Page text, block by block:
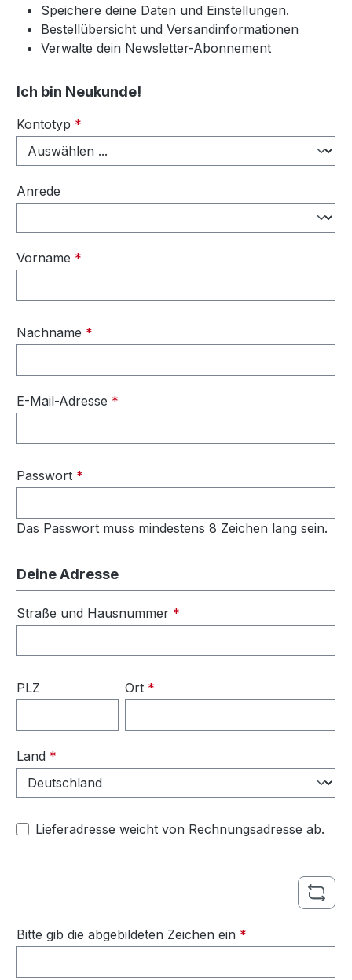
Speichere deine Daten und Einstellungen.
Bestellübersicht und Versandinformationen
Verwalte dein Newsletter-Abonnement
Ich bin Neukunde!
Persönliche Informationen
Kontotyp *
Anrede
Vorname *
Nachname *
E-Mail-Adresse *
Passwort *
Das Passwort muss mindestens 8 Zeichen lang sein.
Deine Adresse
Straße und Hausnummer *
PLZ Ort *
Land *
Lieferadresse weicht von Rechnungsadresse ab.
Bitte gib die abgebildeten Zeichen ein *